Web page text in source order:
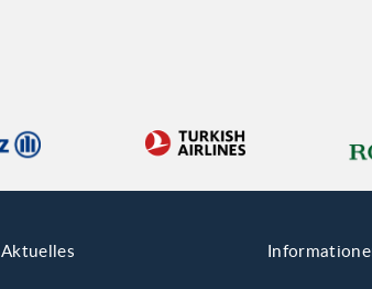
Aktuelles